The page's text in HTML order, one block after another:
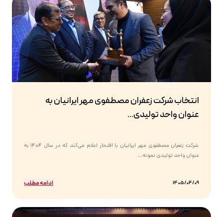
انتخاب شرکت زعفران مصطفوی مهر ایرانیان به
عنوان واحد تولیدی...
شرکت زعفران مصطفوی مهر ایرانیان با افتخار اعلام می‌کند که در سال ۱۴۰۴ به
عنوان واحد تولیدی نمونه...
1405/04/09 ادامه مطلب